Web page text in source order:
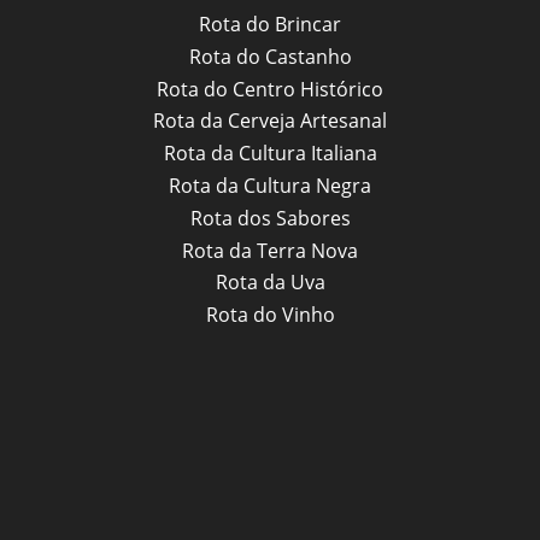
Rota do Brincar
Rota do Castanho
Rota do Centro Histórico
Rota da Cerveja Artesanal
Rota da Cultura Italiana
Rota da Cultura Negra
Rota dos Sabores
Rota da Terra Nova
Rota da Uva
Rota do Vinho